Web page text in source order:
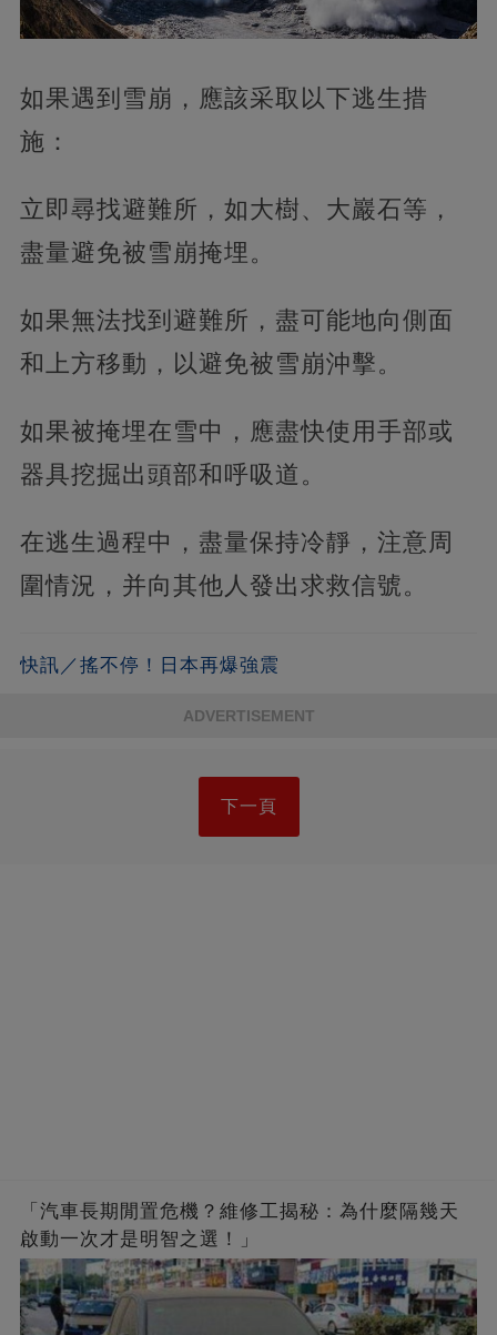
如果遇到雪崩，應該采取以下逃生措
施：
立即尋找避難所，如大樹、大巖石等，
盡量避免被雪崩掩埋。
如果無法找到避難所，盡可能地向側面
和上方移動，以避免被雪崩沖擊。
如果被掩埋在雪中，應盡快使用手部或
器具挖掘出頭部和呼吸道。
在逃生過程中，盡量保持冷靜，注意周
圍情況，并向其他人發出求救信號。
快訊／搖不停！日本再爆強震
ADVERTISEMENT
下一頁
「汽車長期閒置危機？維修工揭秘：為什麼隔幾天
啟動一次才是明智之選！」